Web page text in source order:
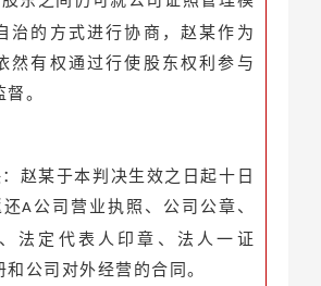
治的方式进行协商，赵某作为
然有权通过行使股东权利参与
。
赵某于本判决生效之日起十日
还A 公司营业执照、公司公章、
法定代表人印章、法人一证
公司对外经营的合同。